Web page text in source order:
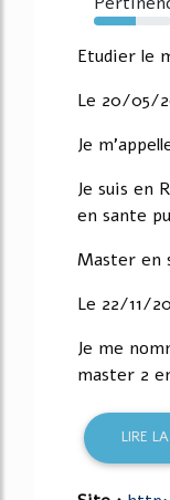
54%
Etudier le
Le 20/05/
Je
Je suis en
en sante
Master en
Le 22/11/
Je me
master 2
LIRE